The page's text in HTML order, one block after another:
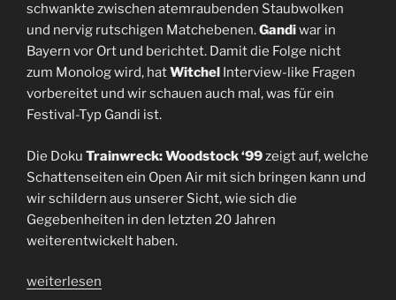
schwankte zwischen atemraubenden Staubwolken
und nervig rutschigen Matchebenen.Gandiwar in
Bayern vor Ort und berichtet. Damit die Folge nicht
zum Monolog wird, hatWitchel
Interview-like Fragen
vorbereitet und wir schauen auch mal, was für ein
Festival-Typ Gandi ist.
Die Doku Trainwreck: Woodstock ‘99zeigt auf, welche
Schattenseiten ein Open Air mit sich bringen kann und
wir schildern aus unserer Sicht, wie sich die
Gegebenheiten in den letzten 20 Jahren
weiterentwickelt haben.
„Folge
weiterlesen